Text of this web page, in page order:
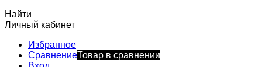
Найти
Личный кабинет
Избранное
СравнениеТовар в сравнении